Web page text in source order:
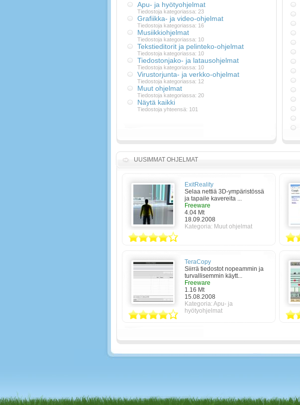
Apu- ja hyötyohjelmat
Tiedostoja kategoriassa: 23
Grafiikka- ja video-ohjelmat
Tiedostoja kategoriassa: 16
Musiikkiohjelmat
Tiedostoja kategoriassa: 10
Tekstieditorit ja pelinteko-ohjelmat
Tiedostoja kategoriassa: 10
Tiedostonjako- ja latausohjelmat
Tiedostoja kategoriassa: 10
Virustorjunta- ja verkko-ohjelmat
Tiedostoja kategoriassa: 12
Muut ohjelmat
Tiedostoja kategoriassa: 20
Näytä kaikki
Tiedostoja yhteensä: 101
UUSIMMAT OHJELMAT
ExitReality
Selaa nettiä 3D-ympäristössä
ja tapaile kavereita ...
Freeware
4.04 Mt
18.09.2008
Kategoria: Muut ohjelmat
TeraCopy
Siirrä tiedostot nopeammin ja
turvallisemmin käytt...
Freeware
1.16 Mt
15.08.2008
Kategoria: Apu- ja
hyötyohjelmat